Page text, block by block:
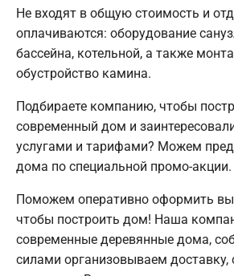
Не входят в общую стоимость и
оплачиваются: оборудование
бассейна, котельной, а также
обустройство камина.
Подбираете компанию, чтобы
современный дом и
услугами и тарифами? Можем
дома по специальной промо-акции.
Поможем оперативно оформить
чтобы построить дом! Наша
современные деревянные дома,
силами организовываем доставку,